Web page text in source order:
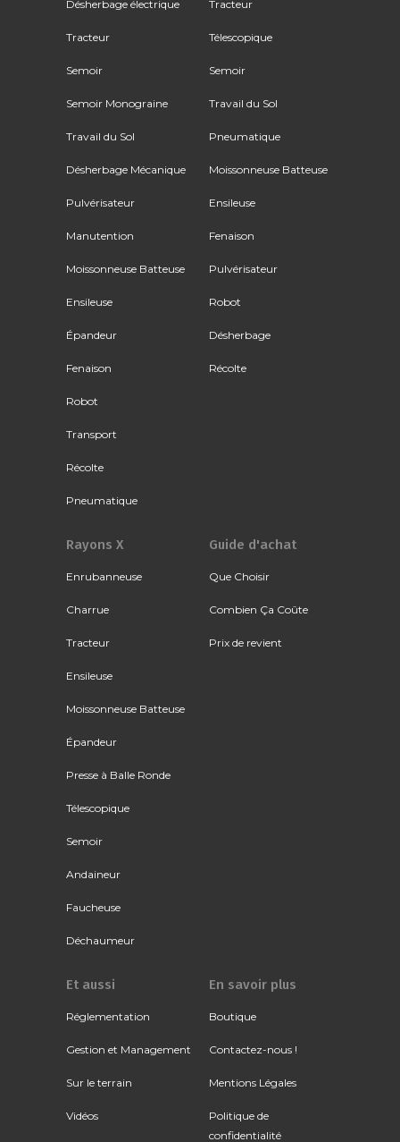
Désherbage électrique
Tracteur
Semoir
Semoir Monograine
Travail du Sol
Désherbage Mécanique
Pulvérisateur
Manutention
Moissonneuse Batteuse
Ensileuse
Épandeur
Fenaison
Robot
Transport
Récolte
Pneumatique
Tracteur
Télescopique
Semoir
Travail du Sol
Pneumatique
Moissonneuse Batteuse
Ensileuse
Fenaison
Pulvérisateur
Robot
Désherbage
Récolte
Rayons X
Enrubanneuse
Charrue
Tracteur
Ensileuse
Moissonneuse Batteuse
Épandeur
Presse à Balle Ronde
Télescopique
Semoir
Andaineur
Faucheuse
Déchaumeur
Guide d'achat
Que Choisir
Combien Ça Coûte
Prix de revient
Et aussi
Réglementation
Gestion et Management
Sur le terrain
Vidéos
En savoir plus
Boutique
Contactez-nous !
Mentions Légales
Politique de
confidentialité